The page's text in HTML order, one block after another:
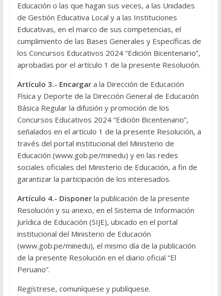
Educación o las que hagan sus veces, a las Unidades
de Gestión Educativa Local y a las Instituciones
Educativas, en el marco de sus competencias, el
cumplimiento de las Bases Generales y Específicas de
los Concursos Educativos 2024 “Edición Bicentenario”,
aprobadas por el artículo 1 de la presente Resolución.
Artículo 3.- Encargara la Dirección de Educación
Física y Deporte de la Dirección General de Educación
Básica Regular la difusión y promoción de los
Concursos Educativos 2024 “Edición Bicentenario”,
señalados en el artículo 1 de la presente Resolución, a
través del portal institucional del Ministerio de
Educación (www.gob.pe/minedu) y en las redes
sociales oficiales del Ministerio de Educación, a fin de
garantizar la participación de los interesados.
Artículo 4.- Disponerla publicación de la presente
Resolución y su anexo, en el Sistema de Información
Jurídica de Educación (SIJE), ubicado en el portal
institucional del Ministerio de Educación
(www.gob.pe/minedu), el mismo día de la publicación
de la presente Resolución en el diario oficial “El
Peruano”.
Regístrese, comuníquese y publíquese.